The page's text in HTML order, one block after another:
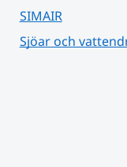
SIMAIR
Sjöar och